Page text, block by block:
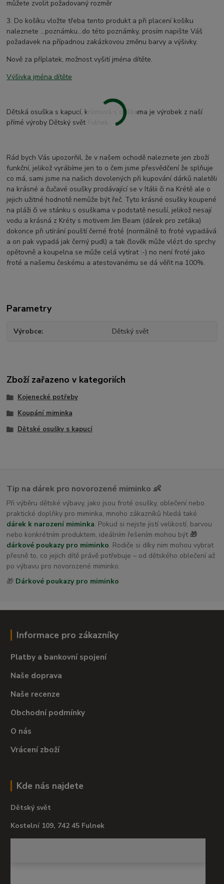
můžete zvolit požadovaný rozměr
3. Do košíku vložte třeba tento produkt a při placení košíku
naleznete ...poznámku...do této poznámky, prosím napište Váš
požadavek na případnou zakázkovou změnu barvy a výšivky.
Nově za příplatek, možnost vyšití jména dítěte.
Výšivka jména dítěte
Dětská osuška s kapucí, krémová s ouškama je výrobek z naší
přímé výroby Dětský svět Fulnek
Rád bych Vás upozorňil, že v našem ochodě naleznete jen zboží
funkční, jelikož vyrábíme jen to o čem jsme přesvědčení že splňuje
co má, sami jsme na našich dovolených při kupování dárků naletěli
na krásné a čučavé osušky prodávající se v Itálii či na Krétě ale o
jejich užitné hodnotě nemůže být řeč. Tyto krásné osušky koupené
na pláži či ve stánku s osuškama v podstatě nesuší, jelikož nesají
vodu a krásná z Kréty s motivem Jim Beam (dárek pro zeťáka)
dokonce při utírání pouští černé froté (normálně to froté vypadává
a on pak vypadá jak černý pudl) a tak člověk může vlézt do sprchy
opětovně a koupelna se může celá vytírat :-) no není froté jako
froté a našemu českému a atestovanému se dá věřit na 100%.
Parametry
Výrobce Dětský svět
Zboží zařazeno v kategoriích
Kojenecké potřeby
Koupání miminka
Dětské osušky s kapucí
Tip na dárek pro novorozené miminko 👶
Při výběru dětské výbavy, jako jsou froté osušky, oblečení nebo
praktické doplňky pro miminka, mnoho zákazníků hledá také
dárek k narození miminka. Pokud si nejste jistí velikostí, barvou
nebo konkrétním produktem, ideálním řešením mohou být 🎁
dárkové poukazy pro miminko. Rodiče si díky nim mohou vybrat
přesně to, co jejich dítě právě potřebuje – od dětského oblečení až
po výbavu pro novorozené miminko.
🎁 Dárkové poukazy pro miminko
Informace pro zákazníky
Platby a bankovní spojení
Naše doprava
Naše recenze
Obchodní podmínky
O nás
Vrácení zboží
Kde nás najdete
Dětský svět
Kostelní 109, 742 45 Fulnek